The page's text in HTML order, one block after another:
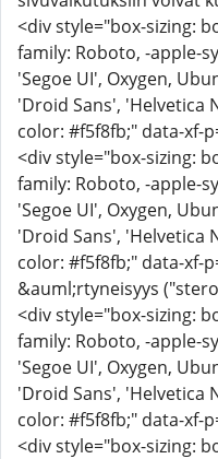
<div style="box-sizing:
family: Roboto, -apple-
'Segoe UI', Oxygen,
'Droid Sans', 'Helvetica
color: #f5f8fb;" data-xf-
<div style="box-sizing:
family: Roboto, -apple-
'Segoe UI', Oxygen,
'Droid Sans', 'Helvetica
color: #f5f8fb;" data-xf-
&auml;rtyneisyys
<div style="box-sizing:
family: Roboto, -apple-
'Segoe UI', Oxygen,
'Droid Sans', 'Helvetica
color: #f5f8fb;" data-xf-
<div style="box-sizing: